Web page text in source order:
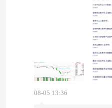
了解，本次E轮募集
重复使用运载火箭研
发动机产能建设、发
运载火箭技术预研四
主力可回收液体火箭
08-05 13:36